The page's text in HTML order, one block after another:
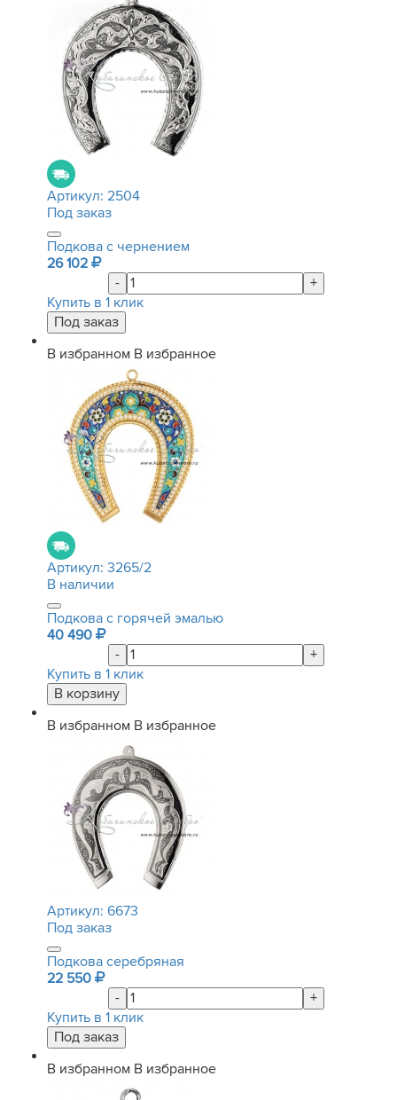
Артикул: 2504
Под заказ
Подкова с чернением
26 102
-
+
Купить в 1 клик
В избранном В избранное
Артикул: 3265/2
В наличии
Подкова с горячей эмалью
40 490
-
+
Купить в 1 клик
В избранном В избранное
Артикул: 6673
Под заказ
Подкова серебряная
22 550
-
+
Купить в 1 клик
В избранном В избранное